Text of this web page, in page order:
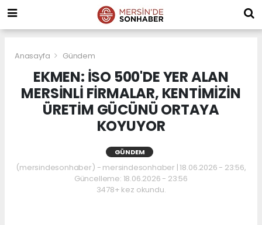
Anasayfa Gündem
EKMEN: İSO 500'DE YER ALAN
MERSİNLİ FİRMALAR, KENTİMİZİN
ÜRETİM GÜCÜNÜ ORTAYA
KOYUYOR
GÜNDEM
(mersindesonhaber) - mersindesonhaber | 18.06.2026 - 23:56,
Güncelleme: 18.06.2026 - 23:56
3478+ kez okundu.